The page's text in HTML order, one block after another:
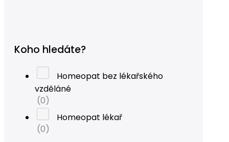
Koho hledáte?
Homeopat bez lékařského
vzděláné
(0)
Homeopat lékař
(0)